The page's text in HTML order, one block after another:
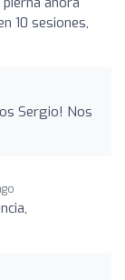
10 sesiones,
Sergio! Nos